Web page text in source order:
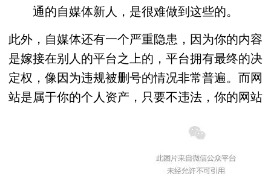
通的自媒体新人，是很难做到这些的。
此外，自媒体还有一个严重隐患，因为你的内容
是嫁接在别人的平台之上的，平台拥有最终的决
定权 ，像因为违规被删号的情况非常普遍。而网
站是属于你的个人资产，只要不违法，你的网站